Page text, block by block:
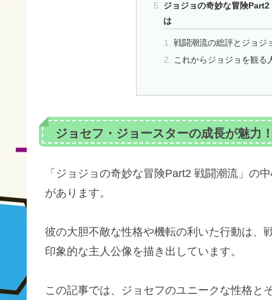
ジョジョの奇妙な冒険
は
戦闘潮流の総評とジョジ
これからジョジョを観る
ジョセフ・ジョースターの成長が魅力
「ジョジョの奇妙な冒険Part2 戦闘潮流」の
があります。
彼の大胆不敵な性格や機転の利いた行動は、
印象的な主人公像を描き出しています。
この記事では、ジョセフのユニークな性格と